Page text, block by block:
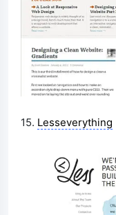
15. Lesseverything